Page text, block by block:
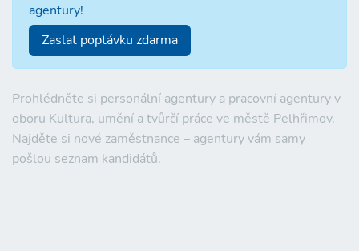
Prohlédněte si personální agentury a pracovní agentury v
oboru Kultura, umění a tvůrčí práce ve městě Pelhřimov.
Najděte si nové zaměstnance – agentury vám samy
pošlou seznam kandidátů.
agentury!
Zaslat poptávku zdarma